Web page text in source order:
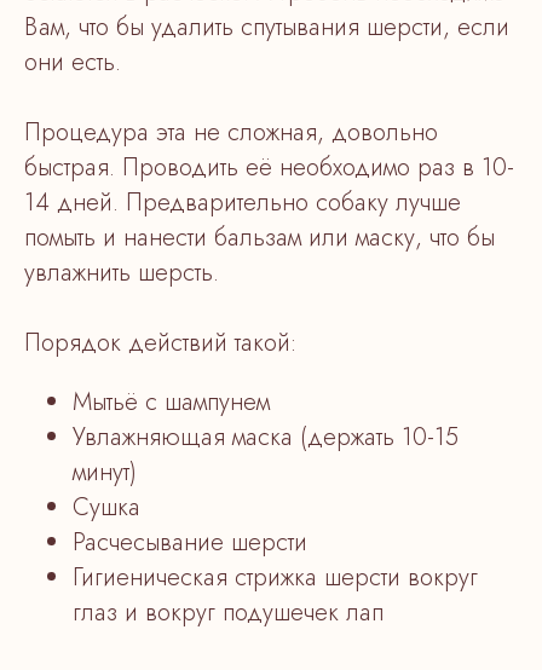
Вам, что бы удалить спутывания шерсти, если
они есть.
Процедура эта не сложная, довольно
быстрая. Проводить её необходимо раз в 10-
14 дней. Предварительно собаку лучше
помыть и нанести бальзам или маску, что бы
увлажнить шерсть.
Порядок действий такой:
Мытьё с шампунем
Увлажняющая маска (держать 10-15
минут)
Сушка
Расчесывание шерсти
Гигиеническая стрижка шерсти вокруг
глаз и вокруг подушечек лап